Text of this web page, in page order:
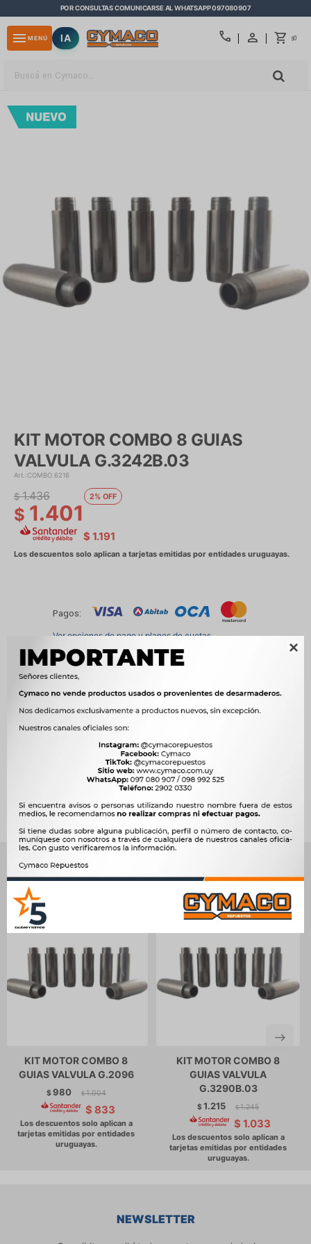

POR CONSULTAS COMUNICARSE AL WHATSAPP 097080907
call $0
menu MENÚ IA
KIT MOTOR COMBO 8 GUIAS
VALVULA G.3242B.03
COMBO.6216
$ 1.401
$ 1.436 2
$ 1.191
Pagos:
Ver opciones de pago y planes de cuotas
Métodos y costos de envío

Ver mas productos de la marca Sin Marca
Productos que te pueden interesar
KIT MOTOR COMBO 8
GUIAS VALVULA G.2096
$980 $ 1.004
$ 833
KIT MOTOR COMBO 8
GUIAS VALVULA
G.3290B.03
$1.215 $ 1.245
$ 1.033
NEWSLETTER
close